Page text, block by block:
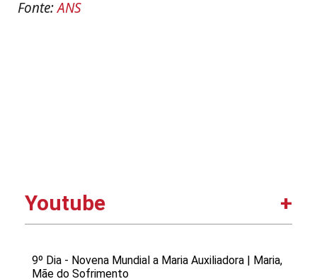
Fonte:ANS
Youtube
9º Dia - Novena Mundial a Maria Auxiliadora | Maria,
Mãe do Sofrimento